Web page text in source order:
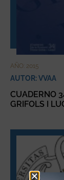
AÑO: 2015
AUTOR: VVAA
CUADERNO
GRIFOLS I